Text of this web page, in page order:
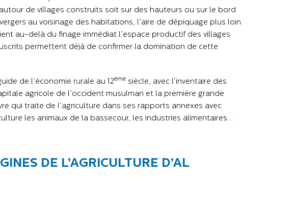
de villages construits soit sur des hauteurs ou sur le bord
au voisinage des habitations, l’aire de dépiquage plus loin.
au-delà du finage immédiat l’espace productif des villages.
permettent déjà de confirmer la domination de cette
de l’économie rurale au 12ème siècle, avec l’inventaire des
agricole de l’occident musulman et la première grande
qui traite de l’agriculture dans ses rapports annexes avec
les animaux de la bassecour, les industries alimentaires….
DE L’AGRICULTURE D’AL